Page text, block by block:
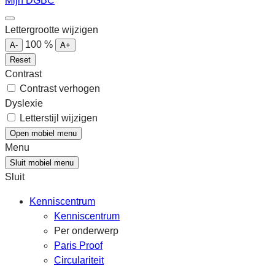
Lettergrootte wijzigen
A- 100 %
A+
Reset
Contrast
Contrast verhogen
Dyslexie
Letterstijl wijzigen
Open mobiel menu
Menu
Sluit mobiel menu
Sluit
Kenniscentrum
Kenniscentrum
Per onderwerp
Paris Proof
Circulariteit